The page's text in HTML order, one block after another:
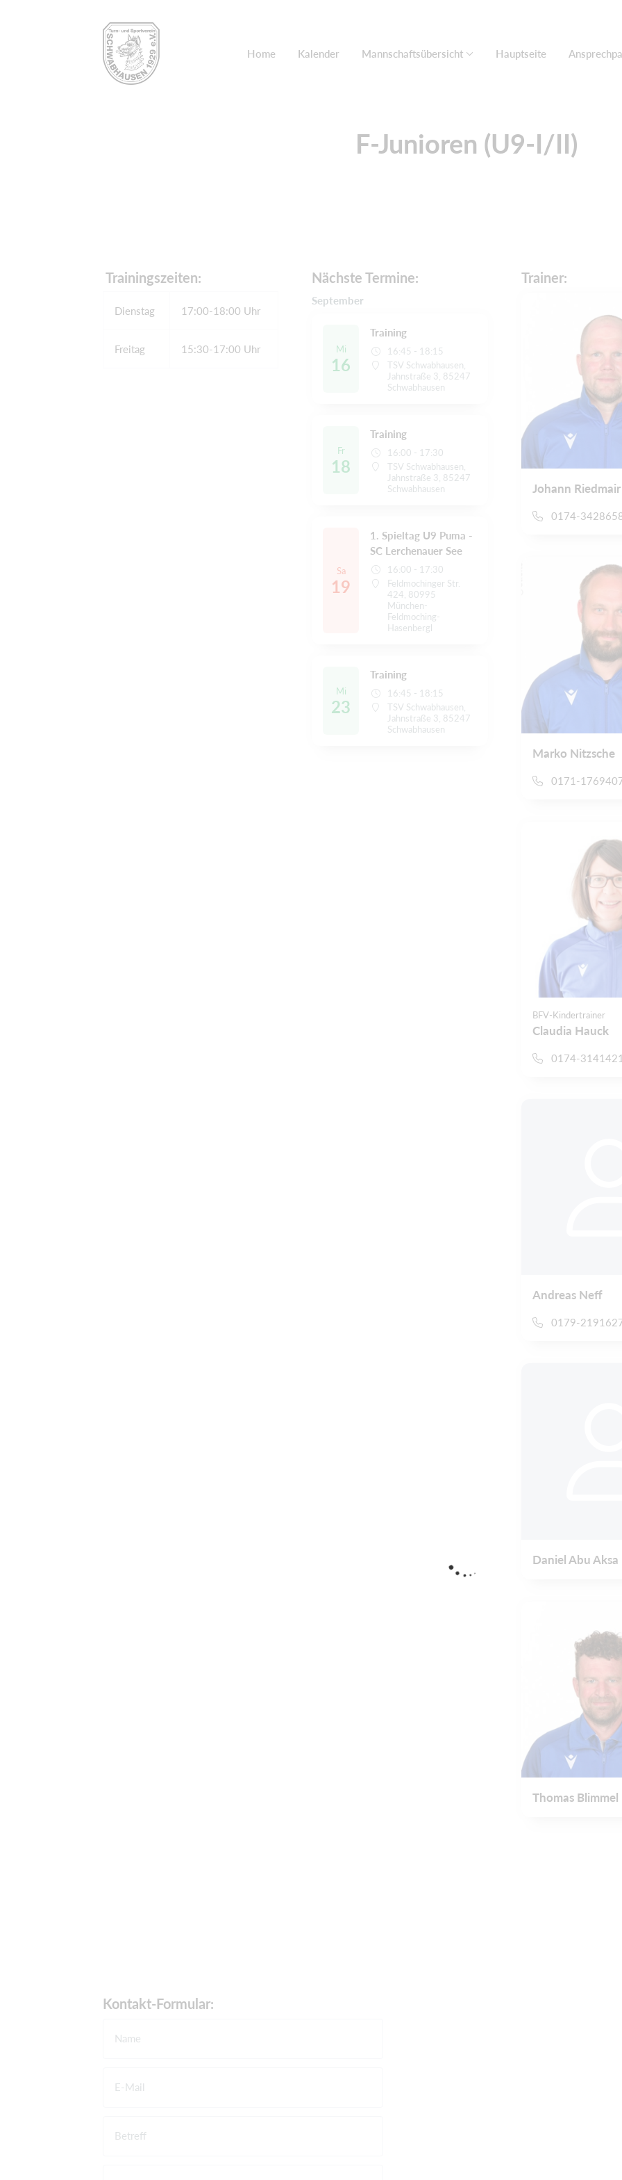
Home Kalender Mannschaftsübersicht Hauptseite
F-Junioren (U9-I/II)
​ Trainingszeiten:
Dienstag 17:00-18:00 Uhr
Freitag 15:30-17:00 Uhr
Nächste Termine:
September
Mi
16
Training
16:45 - 18:15
TSV Schwabhausen,
Jahnstraße 3, 85247
Schwabhausen
Fr
18
Training
16:00 - 17:30
TSV Schwabhausen,
Jahnstraße 3, 85247
Schwabhausen
Sa
19
1. Spieltag U9 Puma -
SC Lerchenauer See
16:00 - 17:30
Feldmochinger Str.
424, 80995
München-
Feldmoching-
Hasenbergl
Mi
23
Training
16:45 - 18:15
TSV Schwabhausen,
Jahnstraße 3, 85247
Schwabhausen
Trainer:
Johann Riedmair
0174-
Marko Nitzsche
0171-
BFV-Kindertrainer
Claudia Hauck
0174-
Andreas Neff
0179-
Daniel Abu Aksa
Thomas Blimmel
Kontakt-Formular:
Name
E-Mail
Betreff